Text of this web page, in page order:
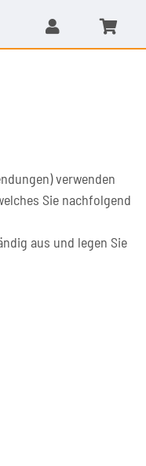
verwenden
Sie nachfolgend
aus und legen Sie